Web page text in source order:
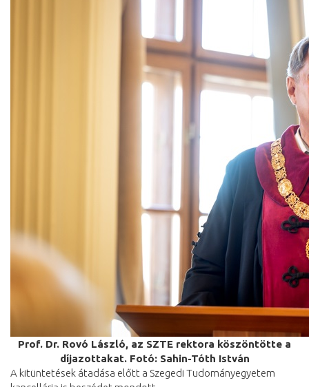
Prof. Dr. Rovó László, az SZTE rektora köszöntötte a
díjazottakat. Fotó: Sahin-Tóth István
A kitüntetések átadása előtt a Szegedi Tudományegyetem